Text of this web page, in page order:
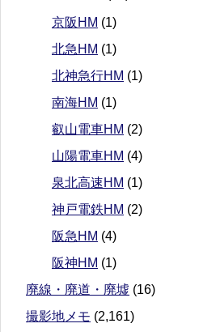
京阪HM (1)
北急HM (1)
北神急行HM (1)
南海HM (1)
叡山電車HM (2)
山陽電車HM (4)
泉北高速HM (1)
神戸電鉄HM (2)
阪急HM (4)
阪神HM (1)
廃線・廃道・廃墟 (16)
撮影地メモ (2,161)